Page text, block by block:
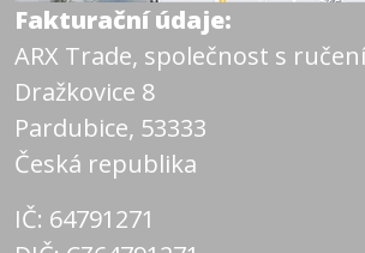
Fakturační údaje:
ARX Trade, společnost s
Dražkovice 8
Pardubice, 53333
Česká republika
IČ: 64791271